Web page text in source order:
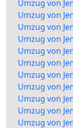
Umzug von
Umzug von
Umzug von
Umzug von
Umzug von
Umzug von
Umzug von
Umzug von
Umzug von
Umzug von
Umzug von